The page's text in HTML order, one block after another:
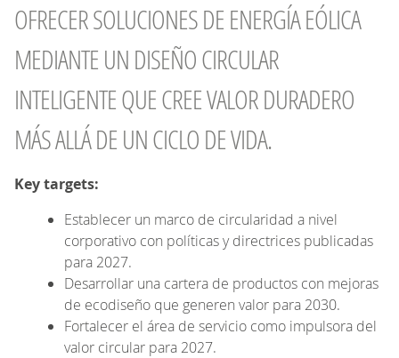
OFRECER SOLUCIONES DE ENERGÍA EÓLICA
MEDIANTE UN DISEÑO CIRCULAR
INTELIGENTE QUE CREE VALOR DURADERO
MÁS ALLÁ DE UN CICLO DE VIDA.
Key targets:
Establecer un marco de circularidad a nivel
corporativo con políticas y directrices publicadas
para 2027.
Desarrollar una cartera de productos con mejoras
de ecodiseño que generen valor para 2030.
Fortalecer el área de servicio como impulsora del
valor circular para 2027.